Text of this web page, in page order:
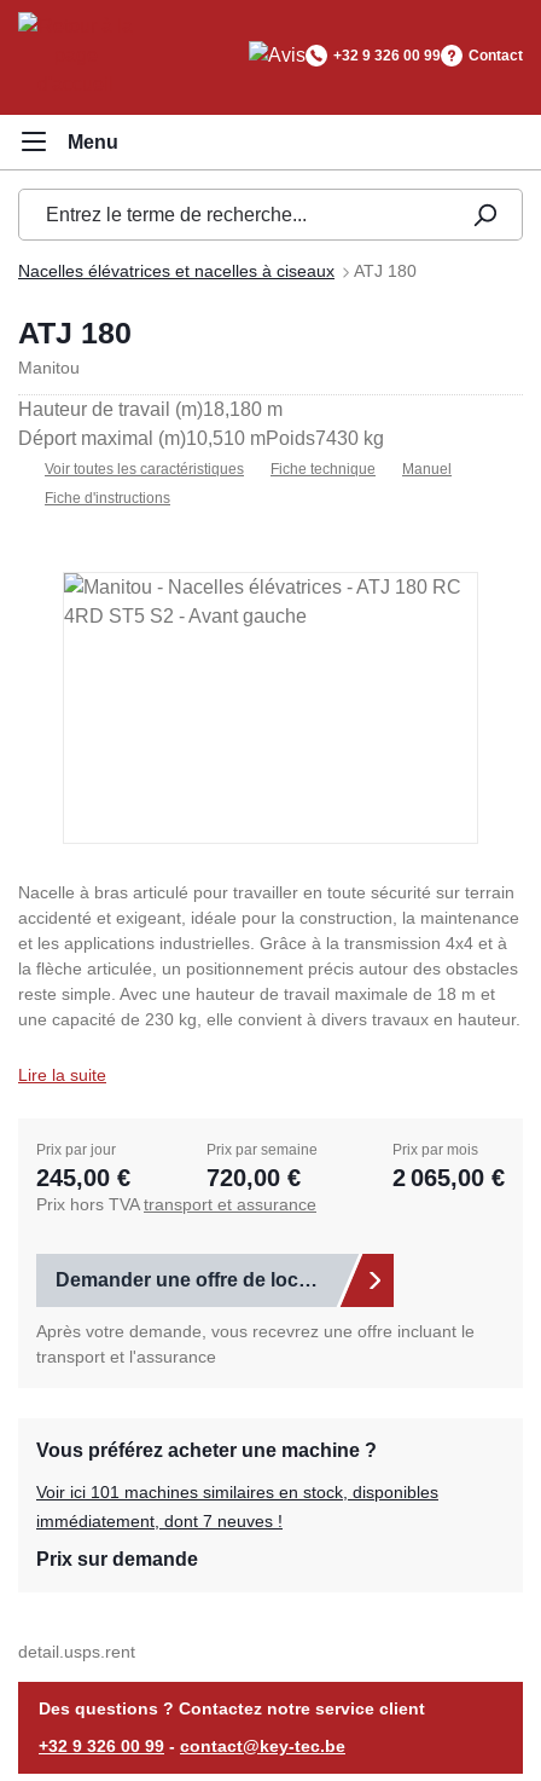
principal
+32 9 326 00 99 Contact
Nacelles élévatrices et nacelles à ciseaux ATJ 180
ATJ 180
Manitou
Hauteur de travail (m)18,180 m
Déport maximal (m)10,510 mPoids7430 kg
Voir toutes les caractéristiques Fiche technique
Manuel
Fiche d'instructions
Ignorer la galerie d'images
Nacelle à bras articulé pour travailler en toute sécurité sur terrain
accidenté et exigeant, idéale pour la construction, la maintenance
et les applications industrielles. Grâce à la transmission 4x4 et à
la flèche articulée, un positionnement précis autour des obstacles
reste simple. Avec une hauteur de travail maximale de 18 m et
une capacité de 230 kg, elle convient à divers travaux en hauteur.
Lire la suite
Prix par jour
245,00 €
Prix par semaine
720,00 €
Prix par mois
2 065,00 €
Prix hors TVAtransport et assurance
Demander une offre de location
Après votre demande, vous recevrez une offre incluant le
transport et l'assurance
Vous préférez acheter une machine ?
Voir ici 101 machines similaires en stock, disponibles
immédiatement, dont 7 neuves !
Prix sur demande
detail.usps.rent
Des questions ? Contactez notre service client
+32 9 326 00 99 - contact@key-tec.be